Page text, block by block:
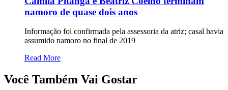
namoro de quase dois anos
Informação foi confirmada pela assessoria da atriz; casal havia
assumido namoro no final de 2019
Read More
Você Também Vai Gostar